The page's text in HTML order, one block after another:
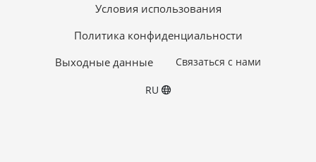
Условия использования
Политика конфиденциальности
Выходные данные
Связаться с нами
RU